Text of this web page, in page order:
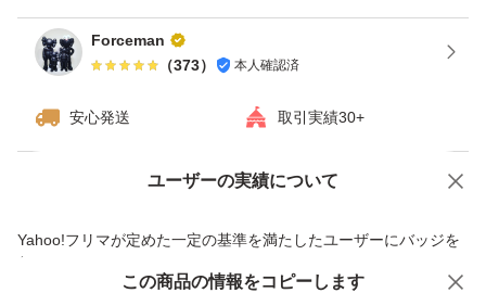
Forceman
（373） 本人確認済
安心発送 取引実績30+
ユーザーの実績について
Yahoo!フリマが定めた一定の基準を満たしたユーザーにバッジを
付与しています
価格の相談 商品への質問
この商品の情報をコピーします
この商品をみている人にオススメ